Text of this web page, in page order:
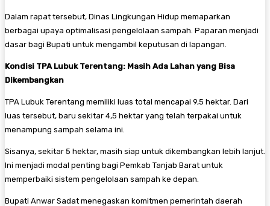
Dalam rapat tersebut, Dinas Lingkungan Hidup memaparkan
berbagai upaya optimalisasi pengelolaan sampah. Paparan menjadi
dasar bagi Bupati untuk mengambil keputusan di lapangan.
Kondisi TPA Lubuk Terentang: Masih Ada Lahan yang Bisa
Dikembangkan
TPA Lubuk Terentang memiliki luas total mencapai 9,5 hektar. Dari
luas tersebut, baru sekitar 4,5 hektar yang telah terpakai untuk
menampung sampah selama ini.
Sisanya, sekitar 5 hektar, masih siap untuk dikembangkan lebih lanjut.
Ini menjadi modal penting bagi Pemkab Tanjab Barat untuk
memperbaiki sistem pengelolaan sampah ke depan.
Bupati Anwar Sadat menegaskan komitmen pemerintah daerah